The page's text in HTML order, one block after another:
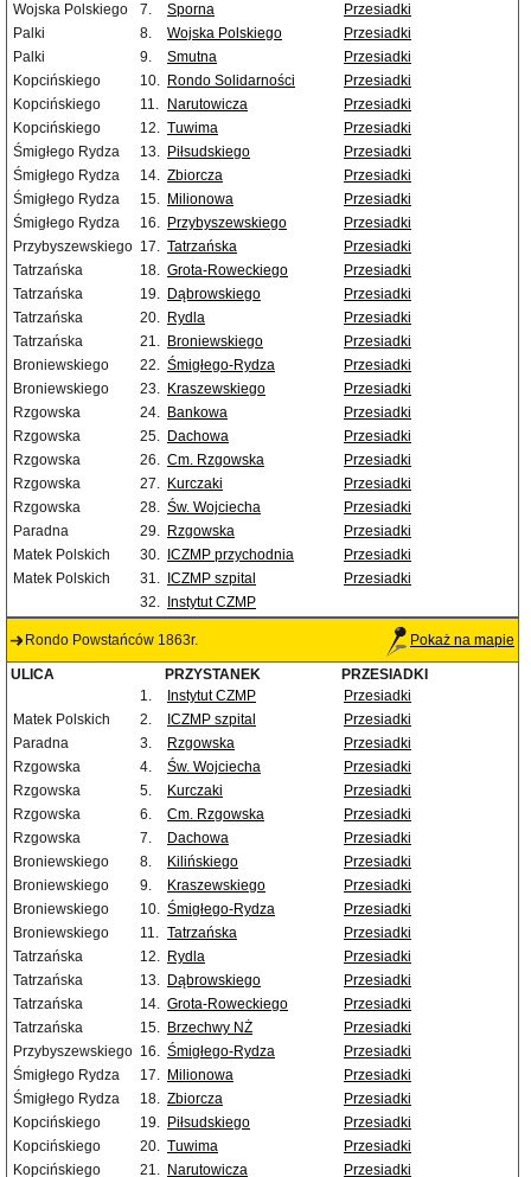
Wojska Polskiego
7. Sporna
Przesiadki
Palki
8. Wojska Polskiego
Przesiadki
Palki
9. Smutna
Przesiadki
Kopcińskiego
10. Rondo Solidarności
Przesiadki
Kopcińskiego
11. Narutowicza
Przesiadki
Kopcińskiego
12. Tuwima
Przesiadki
Śmigłego Rydza
13. Piłsudskiego
Przesiadki
Śmigłego Rydza
14. Zbiorcza
Przesiadki
Śmigłego Rydza
15. Milionowa
Przesiadki
Śmigłego Rydza
16. Przybyszewskiego
Przesiadki
Przybyszewskiego 17. Tatrzańska
Przesiadki
Tatrzańska
18. Grota-Roweckiego
Przesiadki
Tatrzańska
19. Dąbrowskiego
Przesiadki
Tatrzańska
20. Rydla
Przesiadki
Tatrzańska
21. Broniewskiego
Przesiadki
Broniewskiego
22. Śmigłego-Rydza
Przesiadki
Broniewskiego
23. Kraszewskiego
Przesiadki
Rzgowska
24. Bankowa
Przesiadki
Rzgowska
25. Dachowa
Przesiadki
Rzgowska
26. Cm. Rzgowska
Przesiadki
Rzgowska
27. Kurczaki
Przesiadki
Rzgowska
28. Św. Wojciecha
Przesiadki
Paradna
29. Rzgowska
Przesiadki
Matek Polskich
30. ICZMP przychodnia
Przesiadki
Matek Polskich
31. ICZMP szpital
Przesiadki
32.
Instytut CZMP
Rondo Powstańców 1863r. Pokaż na mapie
ULICA PRZYSTANEK
PRZESIADKI
1.
Instytut CZMP
Przesiadki
Matek Polskich
2. ICZMP szpital
Przesiadki
Paradna
3. Rzgowska
Przesiadki
Rzgowska
4. Św. Wojciecha
Przesiadki
Rzgowska
5. Kurczaki
Przesiadki
Rzgowska
6. Cm. Rzgowska
Przesiadki
Rzgowska
7. Dachowa
Przesiadki
Broniewskiego
8. Kilińskiego
Przesiadki
Broniewskiego
9. Kraszewskiego
Przesiadki
Broniewskiego
10. Śmigłego-Rydza
Przesiadki
Broniewskiego
11. Tatrzańska
Przesiadki
Tatrzańska
12. Rydla
Przesiadki
Tatrzańska
13. Dąbrowskiego
Przesiadki
Tatrzańska
14. Grota-Roweckiego
Przesiadki
Tatrzańska
15. Brzechwy NŻ
Przesiadki
Przybyszewskiego 16. Śmigłego-Rydza
Przesiadki
Śmigłego Rydza
17. Milionowa
Przesiadki
Śmigłego Rydza
18. Zbiorcza
Przesiadki
Kopcińskiego
19. Piłsudskiego
Przesiadki
Kopcińskiego
20. Tuwima
Przesiadki
Kopcińskiego
21. Narutowicza Przesiadki